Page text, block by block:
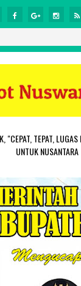
"CEPAT, TEPAT,
UNTUK NUSANTARA